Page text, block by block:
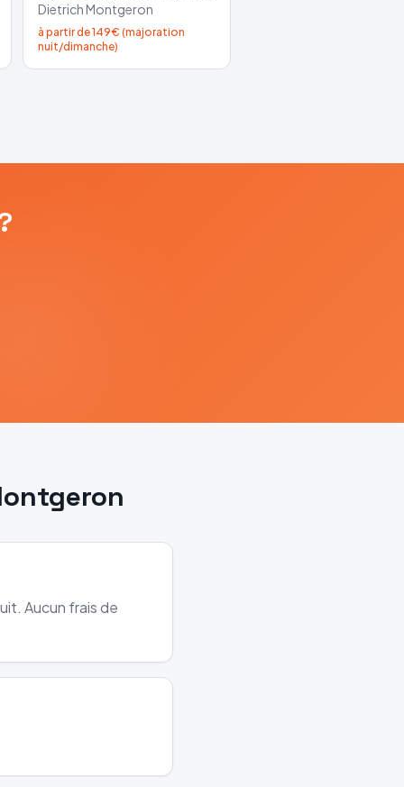
DietrichMontgeron
à partir de 149€ (majoration
nuit/dimanche)
Aucun frais de